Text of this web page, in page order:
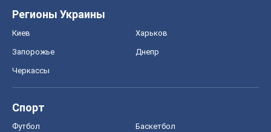
Регионы Украины
Киев Харьков
Запорожье Днепр
Черкассы
Спорт
Футбол Баскетбол